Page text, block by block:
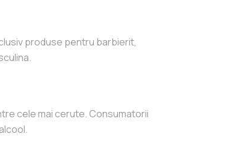
produse pentru barbierit,
cele mai cerute. Consumatorii